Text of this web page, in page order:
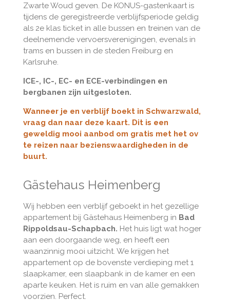
Zwarte Woud geven. De KONUS-gastenkaart is
tijdens de geregistreerde verblijfsperiode geldig
als 2e klas ticket in alle bussen en treinen van de
deelnemende vervoersverenigingen, evenals in
trams en bussen in de steden Freiburg en
Karlsruhe.
ICE-, IC-, EC- en ECE-verbindingen en
bergbanen zijn uitgesloten.
Wanneer je en verblijf boekt in Schwarzwald,
vraag dan naar deze kaart. Dit is een
geweldig mooi aanbod om gratis met het ov
te reizen naar bezienswaardigheden in de
buurt.
Gästehaus Heimenberg
Wij hebben een verblijf geboekt in het gezellige
appartement bij Gästehaus Heimenberg in Bad
Rippoldsau-Schapbach. Het huis ligt wat hoger
aan een doorgaande weg, en heeft een
waanzinnig mooi uitzicht. We krijgen het
appartement op de bovenste verdieping met 1
slaapkamer, een slaapbank in de kamer en een
aparte keuken. Het is ruim en van alle gemakken
voorzien. Perfect.